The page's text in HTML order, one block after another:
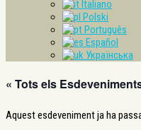
Italiano
Polski
Português
Español
Українська
« Tots els
Aquest esdeveniment ja ha